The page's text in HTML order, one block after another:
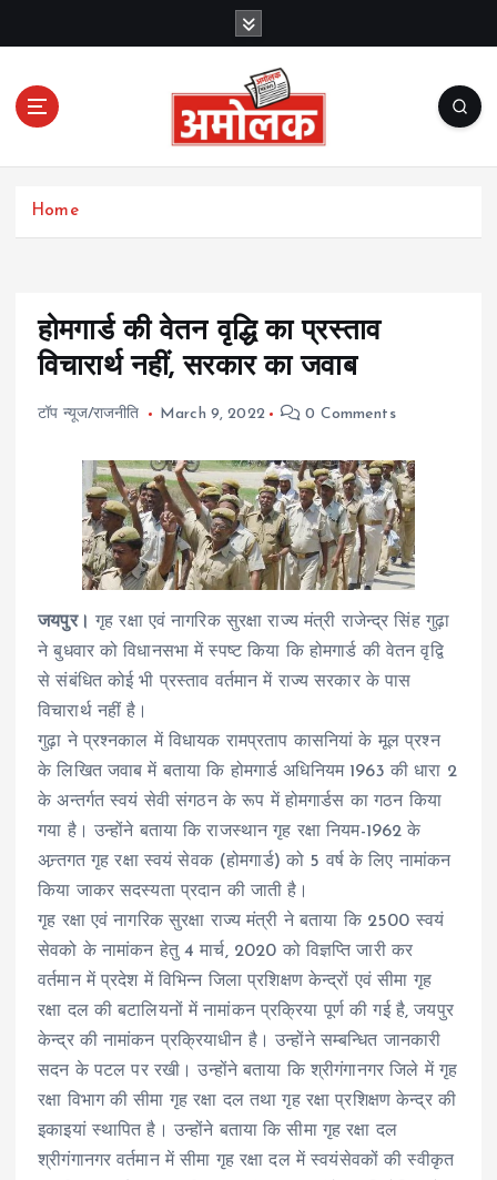
c
Amolak News
Home
होमगार्ड की वेतन वृद्धि का प्रस्ताव
विचारार्थ नहीं, सरकार का जवाब
टॉप न्यूज/राजनीति March 9, 2022 0 Comments
जयपुर। गृह रक्षा एवं नागरिक सुरक्षा राज्य मंत्री राजेन्द्र सिंह गुढ़ा
ने बुधवार को विधानसभा में स्पष्ट किया कि होमगार्ड की वेतन वृद्वि
से संबंधित कोई भी प्रस्ताव वर्तमान में राज्य सरकार के पास
विचारार्थ नहीं है।
गुढ़ा ने प्रश्नकाल में विधायक रामप्रताप कासनियां के मूल प्रश्न
के लिखित जवाब में बताया कि होमगार्ड अधिनियम 1963 की धारा 2
के अन्तर्गत स्वयं सेवी संगठन के रूप में होमगार्डस का गठन किया
गया है। उन्होंने बताया कि राजस्थान गृह रक्षा नियम-1962 के
अन्र्तगत गृह रक्षा स्वयं सेवक (होमगार्ड) को 5 वर्ष के लिए नामांकन
किया जाकर सदस्यता प्रदान की जाती है।
गृह रक्षा एवं नागरिक सुरक्षा राज्य मंत्री ने बताया कि 2500 स्वयं
सेवको के नामांकन हेतु 4 मार्च, 2020 को विज्ञप्ति जारी कर
वर्तमान में प्रदेश में विभिन्न जिला प्रशिक्षण केन्द्रों एवं सीमा गृह
रक्षा दल की बटालियनों में नामांकन प्रक्रिया पूर्ण की गई है, जयपुर
केन्द्र की नामांकन प्रक्रियाधीन है। उन्होंने सम्बन्धित जानकारी
सदन के पटल पर रखी। उन्होंने बताया कि श्रीगंगानगर जिले में गृह
रक्षा विभाग की सीमा गृह रक्षा दल तथा गृह रक्षा प्रशिक्षण केन्द्र की
इकाइयां स्थापित है। उन्होंने बताया कि सीमा गृह रक्षा दल
श्रीगंगानगर वर्तमान में सीमा गृह रक्षा दल में स्वयंसेवकों की स्वीकृत